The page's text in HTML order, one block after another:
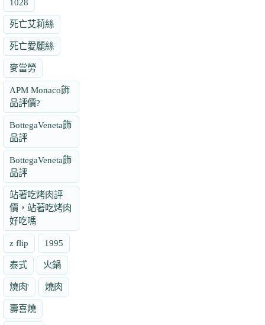
1028
死亡艾莉絲
死亡愛麗絲
麥當勞
APM Monaco飾
品評價?
BottegaVeneta飾
品評
BottegaVeneta飾
品評
站著吃烤肉評
價，站著吃烤肉
好吃嗎
z flip 1995
泰式 火鍋
燒肉' 燒肉
壽喜燒